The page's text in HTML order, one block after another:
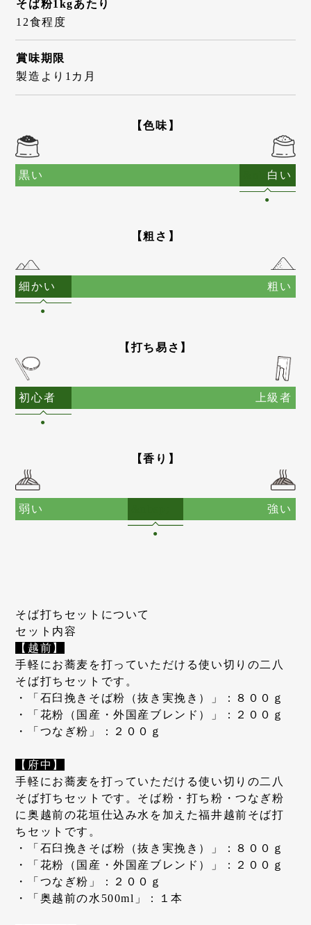
そば粉1kgあたり
12食程度
賞味期限
製造より1カ月
【色味】
黒い 白い
●
【粗さ】
細かい 粗い
●
【打ち易さ】
初心者 上級者
●
【香り】
弱い 強い
●
そば打ちセットについて
セット内容
【越前】
手軽にお蕎麦を打っていただける使い切りの二八
そば打ちセットです。
・「石臼挽きそば粉（抜き実挽き）」：８００ｇ
・「花粉（国産・外国産ブレンド）」：２００ｇ
・「つなぎ粉」：２００ｇ
【府中】
手軽にお蕎麦を打っていただける使い切りの二八
そば打ちセットです。そば粉・打ち粉・つなぎ粉
に奥越前の花垣仕込み水を加えた福井越前そば打
ちセットです。
・「石臼挽きそば粉（抜き実挽き）」：８００ｇ
・「花粉（国産・外国産ブレンド）」：２００ｇ
・「つなぎ粉」：２００ｇ
・「奥越前の水500ml」：１本